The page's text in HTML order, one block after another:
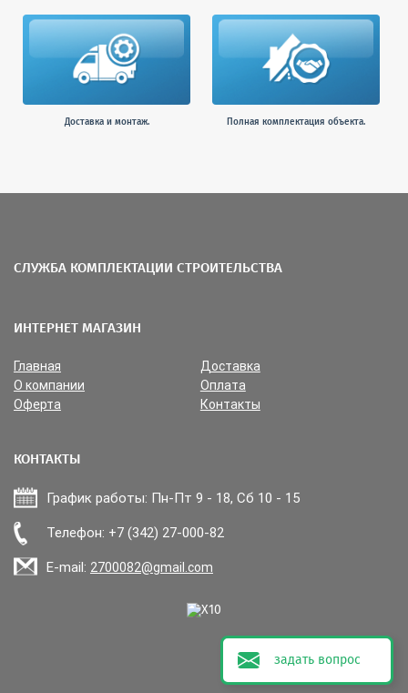
Прикрепить файл
задать вопрос
Доставка и монтаж. Полная комплектация объекта.
СЛУЖБА КОМПЛЕКТАЦИИ СТРОИТЕЛЬСТВА
ИНТЕРНЕТ МАГАЗИН
Главная
Доставка
О компании
Оплата
Оферта
Контакты
КОНТАКТЫ
График работы: Пн-Пт 9 - 18, Сб 10 - 15
Телефон: +7 (342) 27-000-82
E-mail: 2700082@gmail.com